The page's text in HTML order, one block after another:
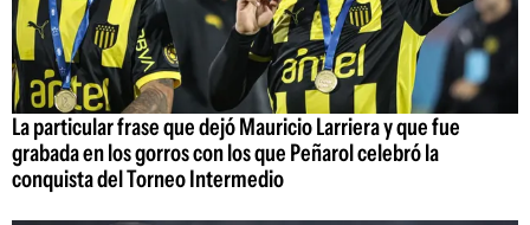
La particular frase que dejó Mauricio Larriera y que fue
grabada en los gorros con los que Peñarol celebró la
conquista del Torneo Intermedio